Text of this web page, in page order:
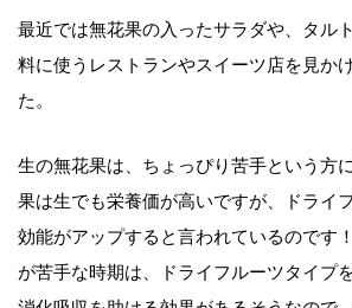
最近では無花果の入ったサラダや、タル
料に使うレストランやスイーツ店を見か
た。
生の無花果は、ちょっぴり苦手という
果は生でも栄養価が高いですが、ドライ
効能がアップすると言われているので
が苦手な時期は、ドライフルーツタイプ